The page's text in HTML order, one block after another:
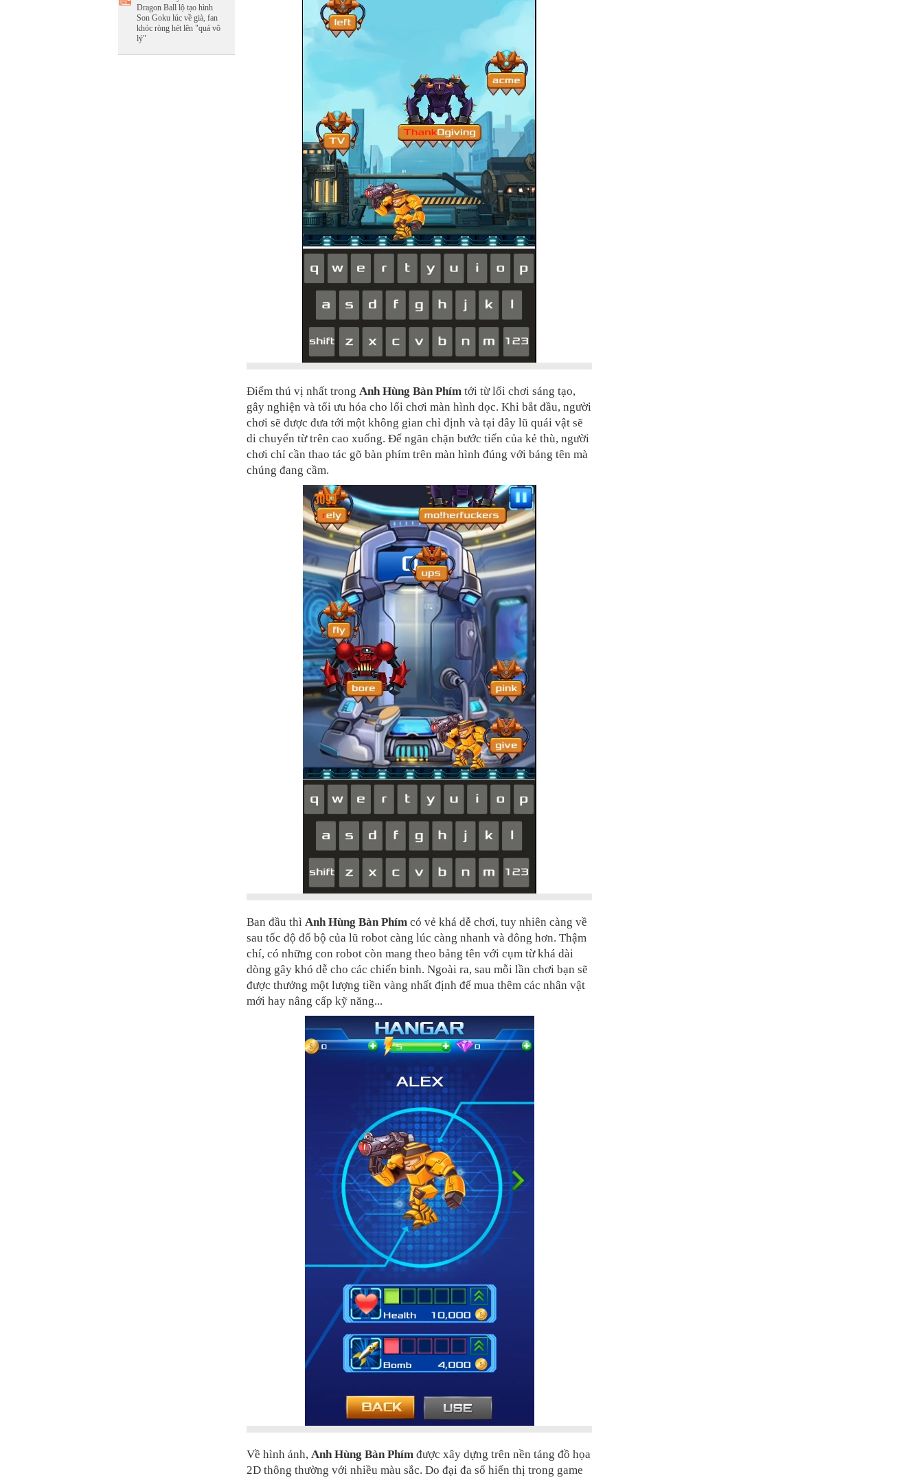
Dragon Ball lộ tạo hình
Son Goku lúc về già, fan
khóc ròng hét lên "quá vô
lý"
Điểm thú vị nhất trong Anh Hùng Bàn Phím tới từ lối chơi sáng tạo,
gây nghiện và tối ưu hóa cho lối chơi màn hình dọc. Khi bắt đầu, người
chơi sẽ được đưa tới một không gian chỉ định và tại đây lũ quái vật sẽ
di chuyển từ trên cao xuống. Để ngăn chặn bước tiến của kẻ thù, người
chơi chỉ cần thao tác gõ bàn phím trên màn hình đúng với bảng tên mà
chúng đang cầm.
Ban đầu thì Anh Hùng Bàn Phím có vẻ khá dễ chơi, tuy nhiên càng về
sau tốc độ đổ bộ của lũ robot càng lúc càng nhanh và đông hơn. Thậm
chí, có những con robot còn mang theo bảng tên với cụm từ khá dài
dòng gây khó dễ cho các chiến binh. Ngoài ra, sau mỗi lần chơi bạn sẽ
được thưởng một lượng tiền vàng nhất định để mua thêm các nhân vật
mới hay nâng cấp kỹ năng...
Về hình ảnh, Anh Hùng Bàn Phím được xây dựng trên nền tảng đồ họa
2D thông thường với nhiều màu sắc. Do đại đa số hiển thị trong game